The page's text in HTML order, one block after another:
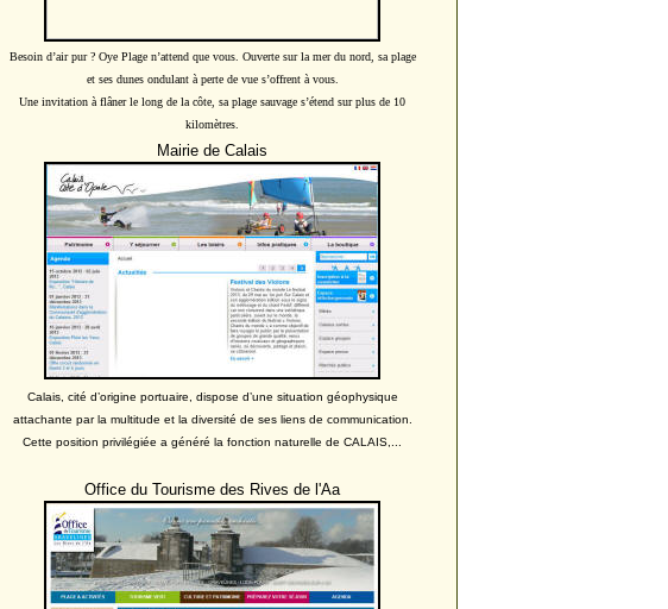
Besoin d’air pur ? Oye Plage n’attend que vous. Ouverte sur la mer du nord, sa plage
et ses dunes ondulant à perte de vue s’offrent à vous.
Une invitation à flâner le long de la côte, sa plage sauvage s’étend sur plus de 10
kilomètres.
Mairie de Calais
Calais, cité d’origine portuaire, dispose d’une situation géophysique
attachante par la multitude et la diversité de ses liens de communication.
Cette position privilégiée a généré la fonction naturelle de CALAIS,...
Office du Tourisme des Rives de l'Aa